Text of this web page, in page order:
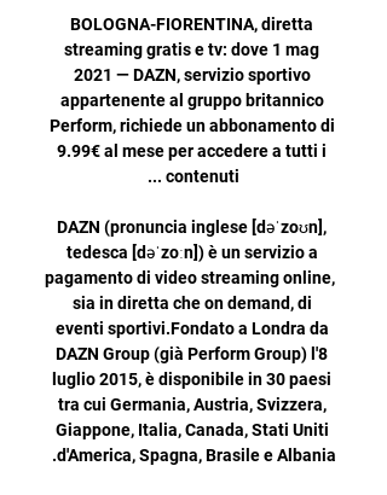
BOLOGNA-FIORENTINA, diretta
streaming gratis e tv: dove 1 mag
2021 — DAZN, servizio sportivo
appartenente al gruppo britannico
Perform, richiede un abbonamento di
9.99€ al mese per accedere a tutti i
DAZN (pronuncia inglese [dəˈzoʊn],
tedesca [dəˈzoːn]) è un servizio a
pagamento di video streaming online,
sia in diretta che on demand, di
eventi sportivi.Fondato a Londra da
DAZN Group (già Perform Group) l'8
luglio 2015, è disponibile in 30 paesi
tra cui Germania, Austria, Svizzera,
Giappone, Italia, Canada, Stati Uniti